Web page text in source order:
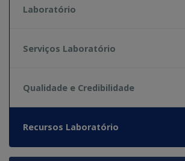
Laboratório
Serviços Laboratório
Qualidade e Credibilidade
Recursos Laboratório